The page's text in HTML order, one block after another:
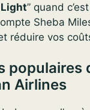
” quand
Sheba
réduire vos
populaires
Airlines